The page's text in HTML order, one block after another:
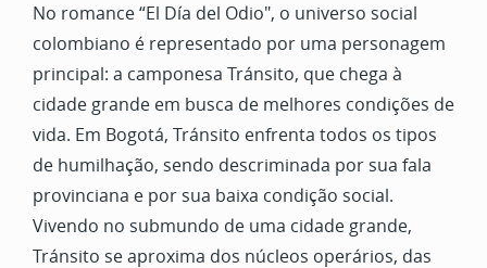
No romance “El Día del Odio", o universo social
colombiano é representado por uma personagem
principal: a camponesa Tránsito, que chega à
cidade grande em busca de melhores condições de
vida. Em Bogotá, Tránsito enfrenta todos os tipos
de humilhação, sendo descriminada por sua fala
provinciana e por sua baixa condição social.
Vivendo no submundo de uma cidade grande,
Tránsito se aproxima dos núcleos operários, das